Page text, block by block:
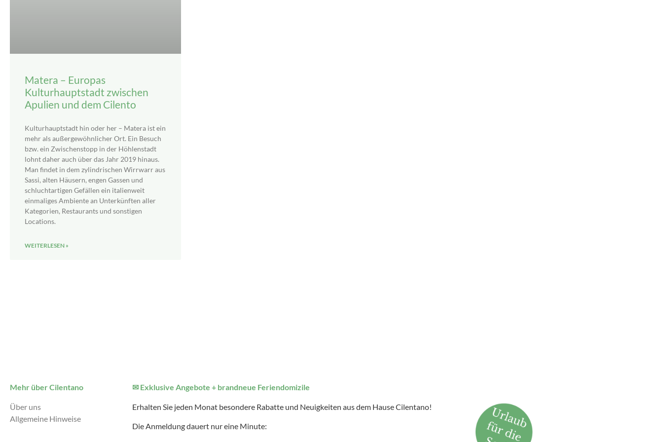
Matera – Europas
Kulturhauptstadt zwischen
Apulien und dem Cilento
Kulturhauptstadt hin oder her – Matera ist ein
mehr als außergewöhnlicher Ort. Ein Besuch
bzw. ein Zwischenstopp in der Höhlenstadt
lohnt daher auch über das Jahr 2019 hinaus.
Man findet in dem zylindrischen Wirrwarr aus
Sassi, alten Häusern, engen Gassen und
schluchtartigen Gefällen ein italienweit
einmaliges Ambiente an Unterkünften aller
Kategorien, Restaurants und sonstigen
Locations.
WEITERLESEN »
Mehr über Cilentano
Über uns
Allgemeine Hinweise
✉ Exklusive Angebote + brandneue Feriendomizile
Erhalten Sie jeden Monat besondere Rabatte und Neuigkeiten aus dem Hause Cilentano!
Die Anmeldung dauert nur eine Minute: